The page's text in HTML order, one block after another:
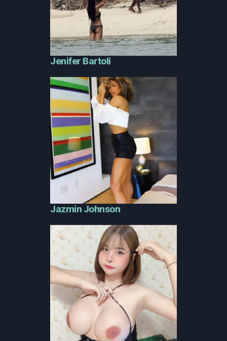
Jenifer Bartoli
Jazmin Johnson